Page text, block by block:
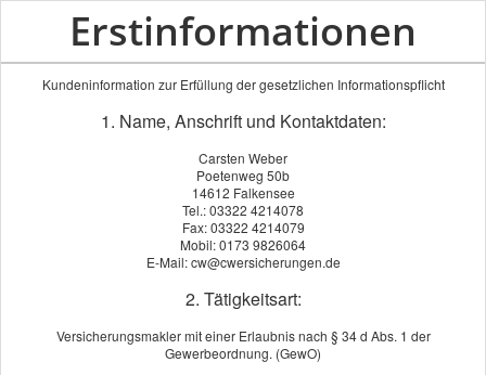
Erstinformationen
Kundeninformation zur Erfüllung der gesetzlichen Informationspflicht
1. Name, Anschrift und Kontaktdaten:
Carsten Weber
Poetenweg 50b
14612 Falkensee
Tel.: 03322 4214078
Fax: 03322 4214079
Mobil: 0173 9826064
E-Mail: cw@cwersicherungen.de
2. Tätigkeitsart:
Versicherungsmakler mit einer Erlaubnis nach § 34 d Abs. 1 der
Gewerbeordnung. (GewO)